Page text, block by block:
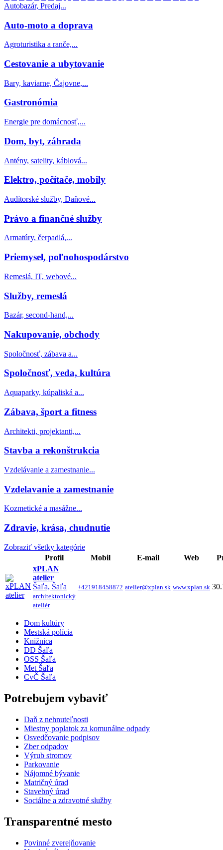
Autobazár, Predaj...
Auto-moto a doprava
Agroturistika a ranče,...
Cestovanie a ubytovanie
Bary, kaviarne, Čajovne,...
Gastronómia
Energie pre domácnosť,...
Dom, byt, záhrada
Antény, satelity, káblová...
Elektro, počítače, mobily
Audítorské služby, Daňové...
Právo a finančné služby
Armatúry, čerpadlá,...
Priemysel, poľnohospodárstvo
Remeslá, IT, webové...
Služby, remeslá
Bazár, second-hand,...
Nakupovanie, obchody
Spoločnosť, zábava a...
Spoločnosť, veda, kultúra
Aquaparky, kúpaliská a...
Zábava, šport a fitness
Architekti, projektanti,...
Stavba a rekonštrukcia
Vzdelávanie a zamestnanie...
Vzdelavanie a zamestnanie
Kozmetické a masážne...
Zdravie, krása, chudnutie
Zobraziť všetky kategórie
Profil
Mobil E-mail Web
xPLAN
atelier
Šaľa, Šaľa
architektonický
ateliér
+421918458872 atelier@xplan.sk www.xplan.sk
Dom kultúry
Mestská polícia
Knižnica
DD Šaľa
OSS Šaľa
Met Šaľa
CvČ Šaľa
Potrebujem vybaviť
Daň z nehnuteľnosti
Miestny poplatok za komunálne odpady
Osvedčovanie podpisov
Zber odpadov
Výrub stromov
Parkovanie
Nájomné bývanie
Matričný úrad
Stavebný úrad
Sociálne a zdravotné služby
Transparentné mesto
Povinné zverejňovanie